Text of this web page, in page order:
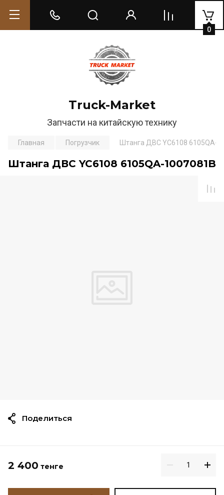
Truck-Market
Запчасти на китайскую технику
0
Главная Погрузчик Штанга ДВС YC6108 6105QA-
Штанга ДВС YC6108 6105QA-1007081B
2 400 тенге
Поделиться